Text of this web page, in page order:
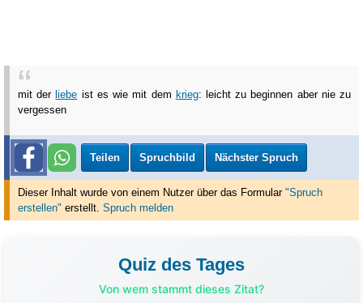
mit der liebe ist es wie mit dem krieg: leicht zu beginnen aber nie zu
vergessen
Teilen Spruchbild Nächster Spruch
Dieser Inhalt wurde von einem Nutzer über das Formular "Spruch
erstellen" erstellt. Spruch melden
Quiz des Tages
Von wem stammt dieses Zitat?